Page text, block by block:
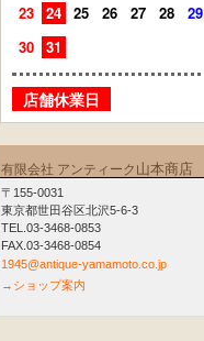
23
24 25 26 27 28
29
30
31
店舗休業日
有限会社 アンティーク 山本商店
〒155-0031
東京都世田谷区北沢5-6-3
TEL.03-3468-0853
FAX.03-3468-0854
1945@antique-yamamoto.co.jp
→ショップ案内